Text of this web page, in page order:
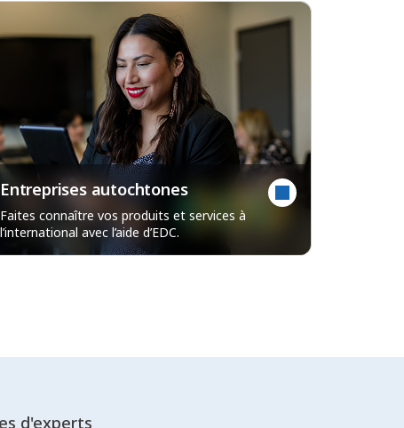
Entreprises autochtones
Faites connaître vos produits et services à
l’international avec l’aide d’EDC.
d'experts